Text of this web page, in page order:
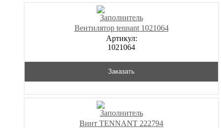
Вентилятор tennant 1021064
Артикул:
1021064
Заказать
Винт TENNANT 222794